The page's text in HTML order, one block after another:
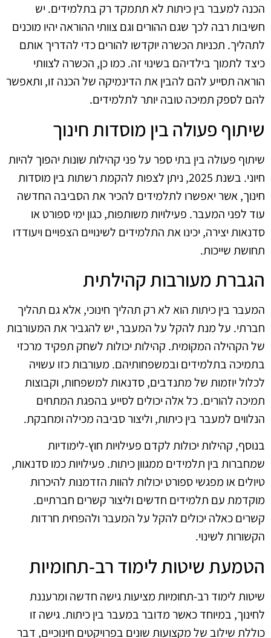
הכנה למעבר בין כיתות לא תתמקד רק בתלמידים. יש
חשיבות רבה לכך שגם ההורים וגם צוותי ההוראה יהיו מוכנים
לתהליך. תכניות הכשרה יוקדשו להורים כדי להדריך אותם
כיצד לתמוך בילדיהם בשינוי זה. כמו כן, הכשרה לצוותי
הוראה תסייע להם להבין את הדינמיקה של הכנה זו, ותאפשר
להם לספק תמיכה טובה יותר לתלמידים.
שיתוף פעולה בין מוסדות חינוך
שיתוף פעולה בין בתי ספר על פני קהילות שונות יהפוך להיות
חיוני. בשנת 2025, ניתן לצפות להקמת רשתות בין מוסדות
חינוך, אשר יאפשרו לתלמידים להכיר את הסביבה החדשה
עוד לפני המעבר. פעילויות משותפות, כגון ימי ספורט או
סדנאות יצירה, יכינו את התלמידים לשינויים הצפויים ויעודדו
תחושת שייכות.
הגברת מעורבות קהילתית
המעבר בין כיתות הוא לא רק תהליך חינוכי, אלא גם תהליך
חברתי. על מנת להקל על המעבר, יש להגביר את המעורבות
של הקהילה המקומית. קהילות יכולות לשחק תפקיד מרכזי
בתמיכה בתלמידים ובמשפחותיהם. מעורבות כזו עשויה
לכלול יוזמות של מתנדבים, סדנאות למשפחות, וקבוצות
תמיכה להורים. כל אלה יכולים לסייע בהפגת המתחים
הנלווים למעבר בין כיתות, וליצור סביבה מכילה ומחבקת.
בנוסף, קהילות יכולות לקדם פעילויות חוץ-לימודיות
שמחברות בין תלמידים ממגוון כיתות. פעילויות כמו סדנאות,
טיולים או מפגשי ספורט יכולות להוות הזדמנות להיכרות
מוקדמת עם תלמידים חדשים וליצור קשרים חברתיים.
קשרים כאלה יכולים להקל על המעבר ולהפחית חרדות
הקשורות לשינוי.
הטמעת שיטות לימוד רב-תחומיות
שיטות לימוד רב-תחומיות מציעות גישה חדשה ומרעננת
לחינוך, במיוחד כאשר מדובר במעבר בין כיתות. גישה זו
כוללת שילוב של מקצועות שונים בפרויקטים חינוכיים, דבר